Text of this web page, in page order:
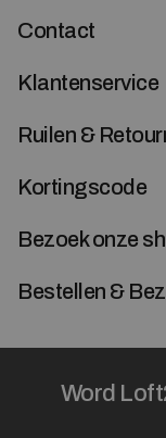
Contact
Klantenservice
Ruilen &
Kortingscode
Bezoek onze
Bestellen &
Word